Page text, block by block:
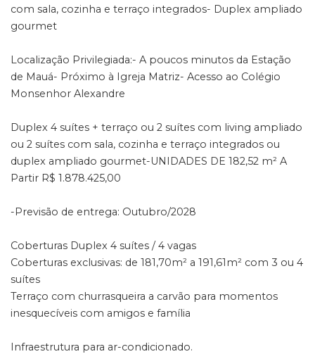
com sala, cozinha e terraço integrados- Duplex ampliado
gourmet
Localização Privilegiada:- A poucos minutos da Estação
de Mauá- Próximo à Igreja Matriz- Acesso ao Colégio
Monsenhor Alexandre
Duplex 4 suítes + terraço ou 2 suítes com living ampliado
ou 2 suítes com sala, cozinha e terraço integrados ou
duplex ampliado gourmet-UNIDADES DE 182,52 m² A
Partir R$ 1.878.425,00
-Previsão de entrega: Outubro/2028
Coberturas Duplex 4 suítes / 4 vagas
Coberturas exclusivas: de 181,70m² a 191,61m² com 3 ou 4
suítes
Terraço com churrasqueira a carvão para momentos
inesquecíveis com amigos e família
Infraestrutura para ar-condicionado.